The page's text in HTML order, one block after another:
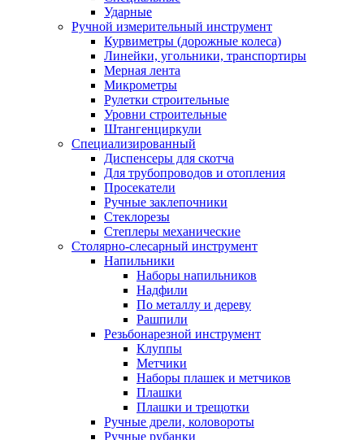
Ударные
Ручной измерительный инструмент
Курвиметры (дорожные колеса)
Линейки, угольники, транспортиры
Мерная лента
Микрометры
Рулетки строительные
Уровни строительные
Штангенциркули
Специализированный
Диспенсеры для скотча
Для трубопроводов и отопления
Просекатели
Ручные заклепочники
Стеклорезы
Степлеры механические
Столярно-слесарный инструмент
Напильники
Наборы напильников
Надфили
По металлу и дереву
Рашпили
Резьбонарезной инструмент
Клуппы
Метчики
Наборы плашек и метчиков
Плашки
Плашки и трещотки
Ручные дрели, коловороты
Ручные рубанки